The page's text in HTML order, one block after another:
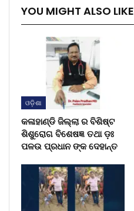
YOU MIGHT ALSO LIKE
ଓଡ଼ିଶା
କଳାହାଣ୍ଡି ଜିଲ୍ଲା ର ବିଶିଷ୍ଟ
ଶିଶୁରୋଗ ବିଶେଷଜ୍ଞ ତଥା ଡ଼ଃ
ପଳଉ ପ୍ରଧାନ ଙ୍କ ଦେହାନ୍ତ